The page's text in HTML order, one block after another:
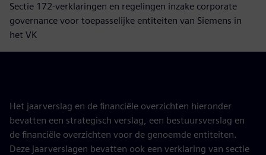
Sectie 172-verklaringen en regelingen inzake corporate
governance voor toepasselijke entiteiten van Siemens in
het VK
Het jaarverslag en de financiële overzichten hieronder
bevatten een strategisch verslag, een bestuursverslag en
de financiële overzichten voor de genoemde entiteiten.
Deze jaarverslagen bevatten ook een verklaring van sectie